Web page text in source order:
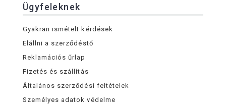
Ügyfeleknek
Gyakran ismételt kérdések
Elállni a szerződéstő
Reklamációs űrlap
Fizetés és szállítás
Általános szerződési feltételek
Személyes adatok védelme